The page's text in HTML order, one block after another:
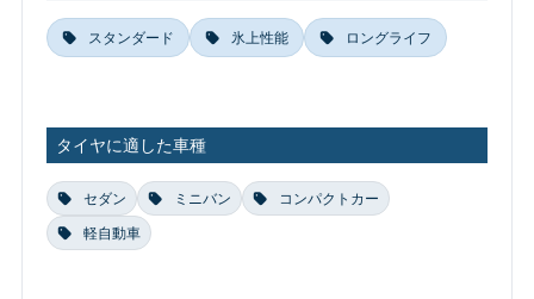
スタンダード 氷上性能 ロングライフ
タイヤに適した車種
セダン ミニバン
コンパクトカー
軽自動車